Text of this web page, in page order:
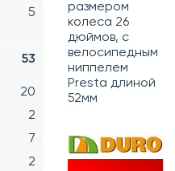
5
53
20
2
7
2
размером
колеса 26
дюймов, с
велосипедным
ниппелем
Presta длиной
52мм